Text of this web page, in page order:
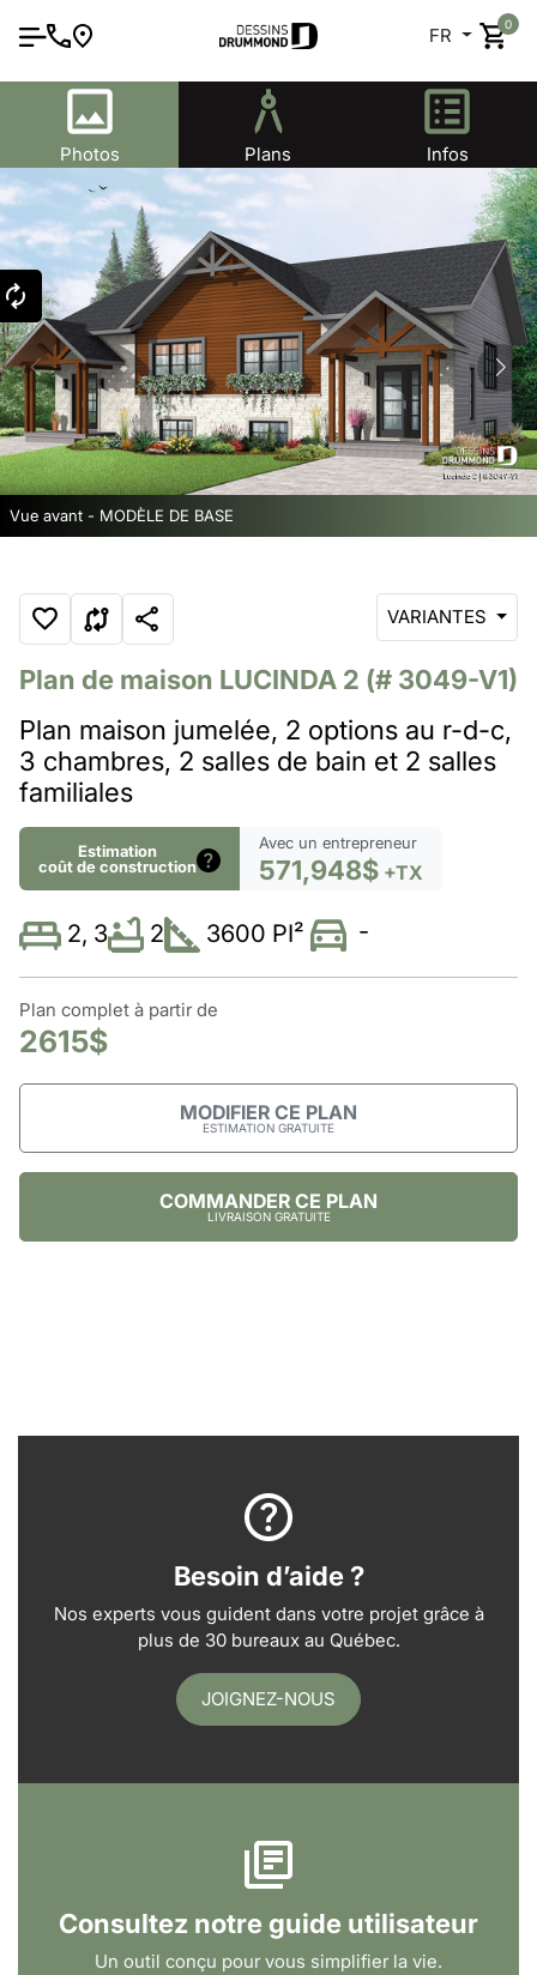
FR
0
Vue avant - MODÈLE DE BASE
Photos Plans Infos
VARIANTES
Plan de maison LUCINDA 2 (# 3049-V1)
Plan maison jumelée, 2 options au r-d-c,
3 chambres, 2 salles de bain et 2 salles
familiales
Estimation
coût de construction
Avec un entrepreneur
571,948$ +TX
2, 3 2 3600 PI² -
Plan complet à partir de
2615$
MODIFIER CE PLAN
ESTIMATION GRATUITE
COMMANDER CE PLAN
LIVRAISON GRATUITE
Besoin d’aide ?
Nos experts vous guident dans votre projet grâce à
plus de 30 bureaux au Québec.
JOIGNEZ-NOUS
Consultez notre guide utilisateur
Un outil conçu pour vous simplifier la vie.